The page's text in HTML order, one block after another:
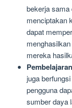
bekerja sama
menciptakan
dapat
mereka
juga
pengguna
sumber daya